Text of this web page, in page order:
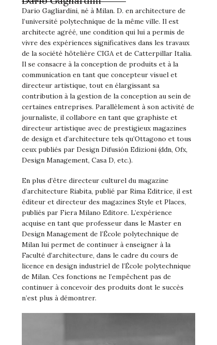
Dario Gagliardini, né à Milan. D. en architecture de
l’université polytechnique de la même ville. Il est
architecte agréé, une condition qui lui a permis de
vivre des expériences significatives dans les travaux
de la société hôtelière CIGA et de Catterpillar Italia.
Il se consacre à la conception de produits et à la
communication en tant que concepteur visuel et
directeur artistique, tout en élargissant sa
contribution à la gestion de la conception au sein de
certaines entreprises. Parallèlement à son activité de
journaliste, il collabore en tant que graphiste et
directeur artistique avec de prestigieux magazines
de design et d’architecture tels qu’Ottagono et tous
ceux publiés par Design Difusión Edizioni (ddn, Ofx,
Design Management, Casa D, etc.).
En plus d’être directeur culturel du magazine
d’architecture Riabita, publié par Rima Editrice, il est
éditeur et directeur des magazines Style et Places,
publiés par Fiera Milano Editore. L’expérience
acquise en tant que professeur dans le Master en
Design Management de l’École polytechnique de
Milan lui permet de continuer à enseigner à la
Faculté d’architecture, dans le cadre du cours de
licence en design industriel de l’École polytechnique
de Milan. Ces fonctions ne l’empêchent pas de
continuer à concevoir des produits dont le succès
n’est plus à démontrer.